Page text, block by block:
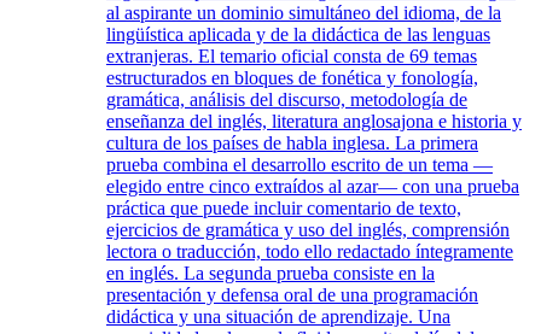
al aspirante un dominio simultáneo del idioma, de la
lingüística aplicada y de la didáctica de las lenguas
extranjeras. El temario oficial consta de 69 temas
estructurados en bloques de fonética y fonología,
gramática, análisis del discurso, metodología de
enseñanza del inglés, literatura anglosajona e historia y
cultura de los países de habla inglesa. La primera
prueba combina el desarrollo escrito de un tema —
elegido entre cinco extraídos al azar— con una prueba
práctica que puede incluir comentario de texto,
ejercicios de gramática y uso del inglés, comprensión
lectora o traducción, todo ello redactado íntegramente
en inglés. La segunda prueba consiste en la
presentación y defensa oral de una programación
didáctica y una situación de aprendizaje. Una